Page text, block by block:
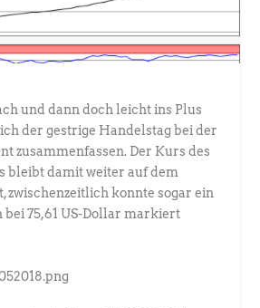
und dann doch leicht ins Plus
der gestrige Handelstag bei der
zusammenfassen. Der Kurs des
bleibt damit weiter auf dem
zwischenzeitlich konnte sogar ein
bei 75,61 US-Dollar markiert